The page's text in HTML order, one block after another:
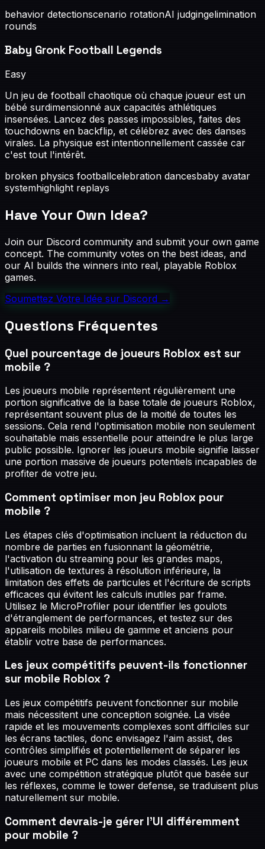
behavior detectionscenario rotationAI judgingelimination
rounds
Baby Gronk Football Legends
Easy
Un jeu de football chaotique où chaque joueur est un
bébé surdimensionné aux capacités athlétiques
insensées. Lancez des passes impossibles, faites des
touchdowns en backflip, et célébrez avec des danses
virales. La physique est intentionnellement cassée car
c'est tout l'intérêt.
broken physics footballcelebration dancesbaby avatar
systemhighlight replays
Have Your Own Idea?
Join our Discord community and submit your own game
concept. The community votes on the best ideas, and
our AI builds the winners into real, playable Roblox
games.
Soumettez Votre Idée sur Discord →
Questions Fréquentes
Quel pourcentage de joueurs Roblox est sur
mobile ?
Les joueurs mobile représentent régulièrement une
portion significative de la base totale de joueurs Roblox,
représentant souvent plus de la moitié de toutes les
sessions. Cela rend l'optimisation mobile non seulement
souhaitable mais essentielle pour atteindre le plus large
public possible. Ignorer les joueurs mobile signifie laisser
une portion massive de joueurs potentiels incapables de
profiter de votre jeu.
Comment optimiser mon jeu Roblox pour
mobile ?
Les étapes clés d'optimisation incluent la réduction du
nombre de parties en fusionnant la géométrie,
l'activation du streaming pour les grandes maps,
l'utilisation de textures à résolution inférieure, la
limitation des effets de particules et l'écriture de scripts
efficaces qui évitent les calculs inutiles par frame.
Utilisez le MicroProfiler pour identifier les goulots
d'étranglement de performances, et testez sur des
appareils mobiles milieu de gamme et anciens pour
établir votre base de performances.
Les jeux compétitifs peuvent-ils fonctionner
sur mobile Roblox ?
Les jeux compétitifs peuvent fonctionner sur mobile
mais nécessitent une conception soignée. La visée
rapide et les mouvements complexes sont difficiles sur
les écrans tactiles, donc envisagez l'aim assist, des
contrôles simplifiés et potentiellement de séparer les
joueurs mobile et PC dans les modes classés. Les jeux
avec une compétition stratégique plutôt que basée sur
les réflexes, comme le tower defense, se traduisent plus
naturellement sur mobile.
Comment devrais-je gérer l'UI différemment
pour mobile ?